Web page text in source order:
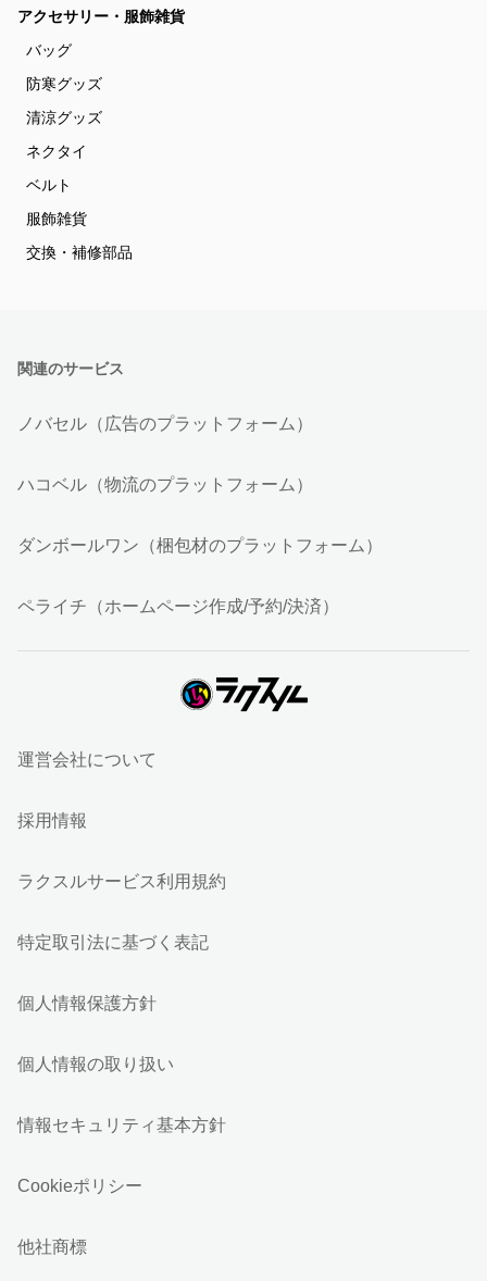
アクセサリー・服飾雑貨
バッグ
防寒グッズ
清涼グッズ
ネクタイ
ベルト
服飾雑貨
交換・補修部品
関連のサービス
ノバセル（広告のプラットフォーム）
ハコベル（物流のプラットフォーム）
ダンボールワン（梱包材のプラットフォーム）
ペライチ（ホームページ作成/予約/決済）
運営会社について
採用情報
ラクスルサービス利用規約
特定取引法に基づく表記
個人情報保護方針
個人情報の取り扱い
情報セキュリティ基本方針
Cookieポリシー
他社商標